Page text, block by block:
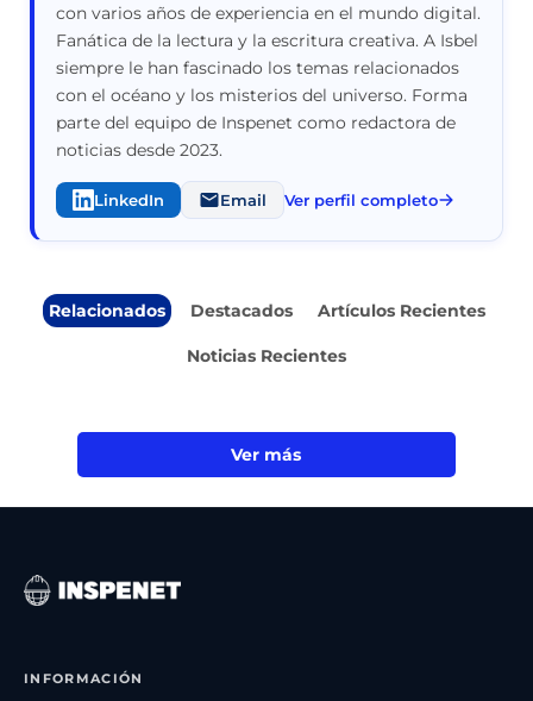
con varios años de experiencia en el mundo digital.
Fanática de la lectura y la escritura creativa. A Isbel
siempre le han fascinado los temas relacionados
con el océano y los misterios del universo. Forma
parte del equipo de Inspenet como redactora de
noticias desde 2023.
LinkedIn Email Ver perfil completo
Relacionados Destacados Artículos Recientes
Noticias Recientes
Ver más
INFORMACIÓN